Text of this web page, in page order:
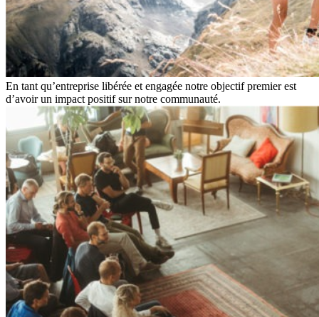
En tant qu’entreprise libérée et engagée notre objectif premier est
d’avoir un impact positif sur notre communauté.